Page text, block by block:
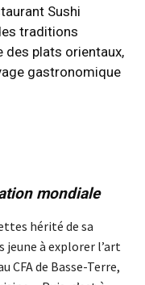
Sushi
traditions
des plats orientaux,
gastronomique
mondiale
hérité de sa
à explorer l’art
CFA de Basse-Terre,